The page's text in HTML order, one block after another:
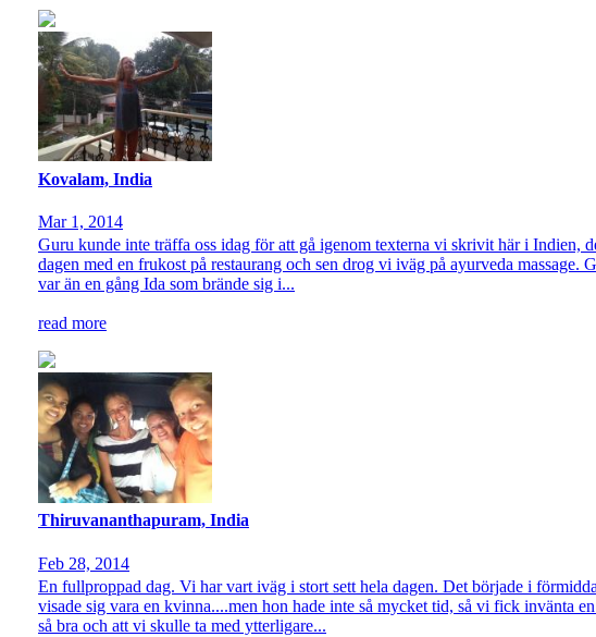
Kovalam, India
Mar 1, 2014
Guru kunde inte träffa oss idag för att gå igenom texterna vi skrivit här i
dagen med en frukost på restaurang och sen drog vi iväg på ayurveda
var än en gång Ida som brände sig i...
read more
Thiruvananthapuram, India
Feb 28, 2014
En fullproppad dag. Vi har vart iväg i stort sett hela dagen. Det började i
visade sig vara en kvinna....men hon hade inte så mycket tid, så vi fick invänta
så bra och att vi skulle ta med ytterligare...